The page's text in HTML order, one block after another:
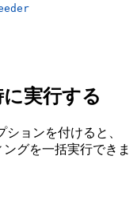
実行する
ションを付けると、
グを一括実行できま